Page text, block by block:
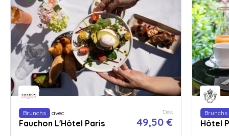
Brunchs avec
Fauchon L'Hôtel Paris
Dès
49,50 €
Brunchs
Hôtel